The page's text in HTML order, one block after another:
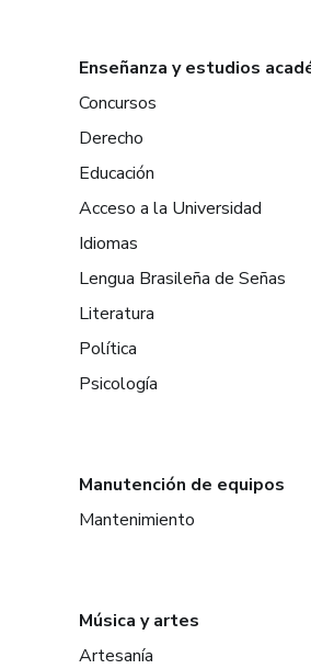
Enseñanza y estudios
Concursos
Derecho
Educación
Acceso a la Universidad
Idiomas
Lengua Brasileña de Señas
Literatura
Política
Psicología
Manutención de equipos
Mantenimiento
Música y artes
Artesanía